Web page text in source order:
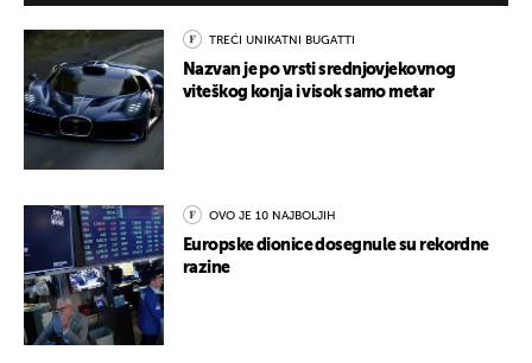
TREĆI UNIKATNI BUGATTI
Nazvan je po vrsti srednjovjekovnog
viteškog konja i visok samo metar
OVO JE 10 NAJBOLJIH
Europske dionice dosegnule su rekordne
razine